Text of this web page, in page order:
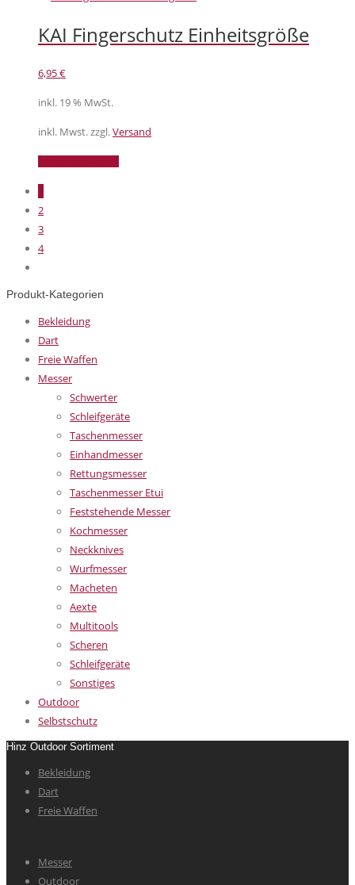
KAI Fingerschutz Einheitsgröße
6,95€
inkl. 19 % MwSt.
inkl. Mwst. zzgl.Versand
2
3
4
Produkt-Kategorien
Bekleidung
Dart
Freie Waffen
Messer
Schwerter
Schleifgeräte
Taschenmesser
Einhandmesser
Rettungsmesser
Taschenmesser Etui
Feststehende Messer
Kochmesser
Neckknives
Wurfmesser
Macheten
Aexte
Multitools
Scheren
Schleifgeräte
Sonstiges
Outdoor
Selbstschutz
Hinz Outdoor Sortiment
Bekleidung
Dart
Freie Waffen
Messer
Outdoor